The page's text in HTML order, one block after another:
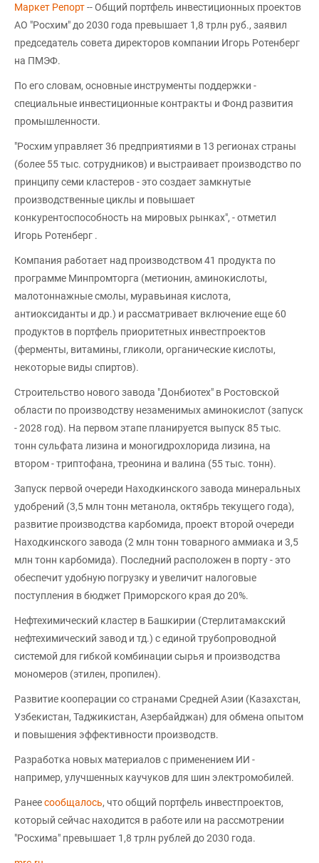
Маркет Репорт-- Общий портфель инвестиционных проектов
АО "Росхим" до 2030 года превышает 1,8 трлн руб., заявил
председатель совета директоров компании Игорь Ротенберг
на ПМЭФ.
По его словам, основные инструменты поддержки -
специальные инвестиционные контракты и Фонд развития
промышленности.
"Росхим управляет 36 предприятиями в 13 регионах страны
(более 55 тыс. сотрудников) и выстраивает производство по
принципу семи кластеров - это создает замкнутые
производственные циклы и повышает
конкурентоспособность на мировых рынках", - отметил
Игорь Ротенберг .
Компания работает над производством 41 продукта по
программе Минпромторга (метионин, аминокислоты,
малотоннажные смолы, муравьиная кислота,
антиоксиданты и др.) и рассматривает включение еще 60
продуктов в портфель приоритетных инвестпроектов
(ферменты, витамины, гликоли, органические кислоты,
некоторые виды спиртов).
Строительство нового завода "Донбиотех" в Ростовской
области по производству незаменимых аминокислот (запуск
- 2028 год). На первом этапе планируется выпуск 85 тыс.
тонн сульфата лизина и моногидрохлорида лизина, на
втором - триптофана, треонина и валина (55 тыс. тонн).
Запуск первой очереди Находкинского завода минеральных
удобрений (3,5 млн тонн метанола, октябрь текущего года),
развитие производства карбомида, проект второй очереди
Находкинского завода (2 млн тонн товарного аммиака и 3,5
млн тонн карбомида). Последний расположен в порту - это
обеспечит удобную погрузку и увеличит налоговые
поступления в бюджет Приморского края до 20%.
Нефтехимический кластер в Башкирии (Стерлитамакский
нефтехимический завод и тд.) с единой трубопроводной
системой для гибкой комбинации сырья и производства
мономеров (этилен, пропилен).
Развитие кооперации со странами Средней Азии (Казахстан,
Узбекистан, Таджикистан, Азербайджан) для обмена опытом
и повышения эффективности производств.
Разработка новых материалов с применением ИИ -
например, улучшенных каучуков для шин электромобилей.
Ранеесообщалось, что общий портфель инвестпроектов,
который сейчас находится в работе или на рассмотрении
"Росхима" превышает 1,8 трлн рублей до 2030 года.